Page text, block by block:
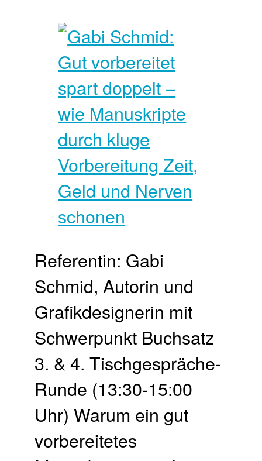
Referentin: Gabi
Schmid, Autorin und
Grafikdesignerin mit
Schwerpunkt Buchsatz
3. & 4. Tisch­gespräche-
Runde (13:30-15:00
Uhr) Warum ein gut
vorbereitetes